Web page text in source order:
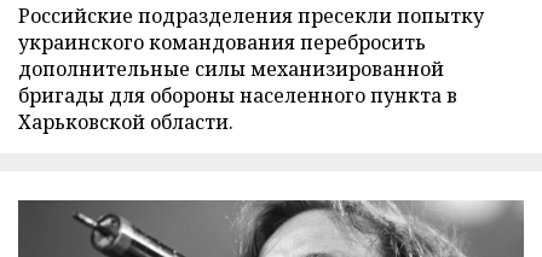
Российские подразделения пресекли попытку
украинского командования перебросить
дополнительные силы механизированной
бригады для обороны населенного пункта в
Харьковской области.